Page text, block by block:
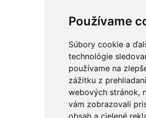
Používame
Súbory cookie a
technológie
používame na
zážitku z
webových stránok,
vám zobrazovali
obsah a cielené